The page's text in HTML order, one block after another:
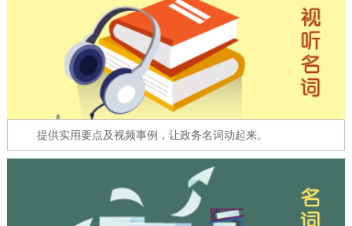
阳光政务
政民互动
12345网上接诉即办 我要咨询 我要建议
参与调查 在线访谈
十六区概览 人文北京
提供实用要点及视频事例，让政务名词动起来。